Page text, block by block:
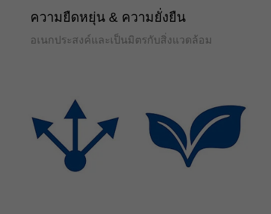
ความยืดหยุ่น & ความยั่งยืน
อเนกประสงค์และเป็นมิตรกับสิ่งแวดล้อม